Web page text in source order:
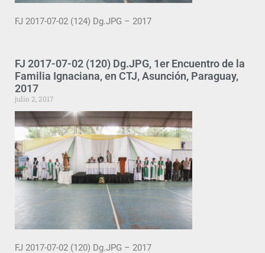
FJ 2017-07-02 (124) Dg.JPG – 2017
FJ 2017-07-02 (120) Dg.JPG, 1er Encuentro de la
Familia Ignaciana, en CTJ, Asunción, Paraguay,
2017
julio 2, 2017
FJ 2017-07-02 (120) Dg.JPG – 2017